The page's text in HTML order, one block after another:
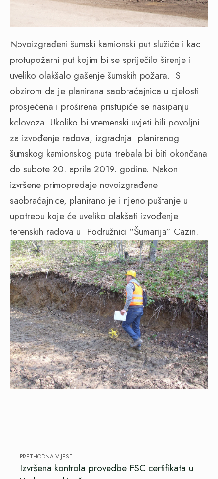
Novoizgrađeni šumski kamionski put služiće i kao
protupožarni put kojim bi se spriječilo širenje i
uveliko olakšalo gašenje šumskih požara. S
obzirom da je planirana saobraćajnica u cjelosti
prosječena i proširena pristupiće se nasipanju
kolovoza. Ukoliko bi vremenski uvjeti bili povoljni
za izvođenje radova, izgradnja planiranog
šumskog kamionskog puta trebala bi biti okončana
do subote 20. aprila 2019. godine. Nakon
izvršene primopredaje novoizgrađene
saobraćajnice, planirano je i njeno puštanje u
upotrebu koje će uveliko olakšati izvođenje
terenskih radova u Podružnici “Šumarija” Cazin.
PRETHODNA VIJEST
Izvršena kontrola provedbe FSC certifikata u